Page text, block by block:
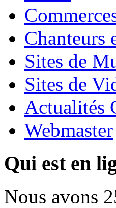
Chanteurs
Sites de
Sites de
Actualités
Webmaster
Qui est en
Nous avons